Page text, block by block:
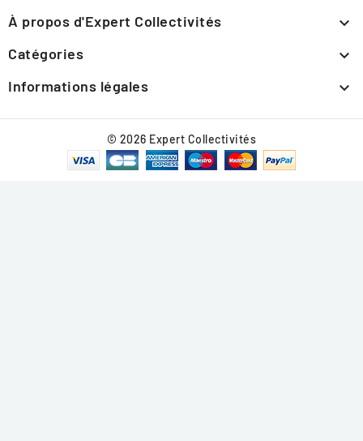
À propos d'Expert Collectivités 
Catégories 
Informations légales 
© 2026 Expert Collectivités